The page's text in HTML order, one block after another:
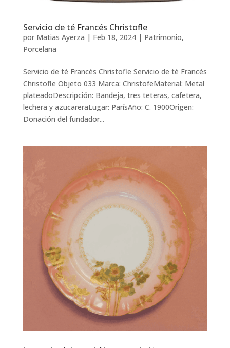
Servicio de té Francés Christofle
por Matias Ayerza | Feb 18, 2024| Patrimonio,
Porcelana
Servicio de té Francés Christofle Servicio de té Francés
Christofle Objeto 033 Marca: ChristofeMaterial: Metal
plateadoDescripción: Bandeja, tres teteras, cafetera,
lechera y azucareraLugar: ParísAño: C. 1900Origen:
Donación del fundador...